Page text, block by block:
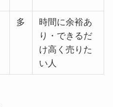
多
時間に余裕あ
り・できるだ
け高く売りた
い人